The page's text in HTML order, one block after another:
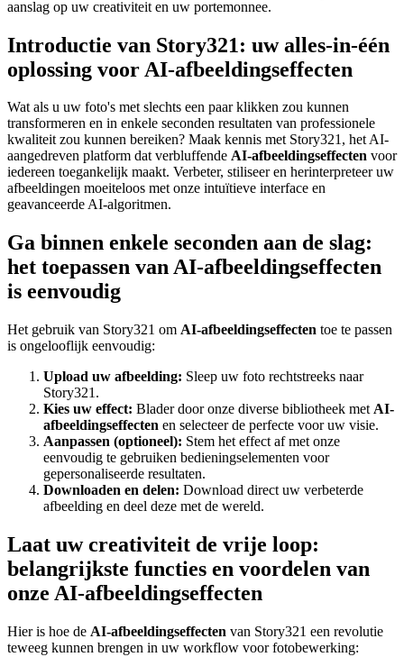
aanslag op uw creativiteit en uw portemonnee.
Introductie van Story321: uw alles-in-één
oplossing voor AI-afbeeldingseffecten
Wat als u uw foto's met slechts een paar klikken zou kunnen
transformeren en in enkele seconden resultaten van professionele
kwaliteit zou kunnen bereiken? Maak kennis met Story321, het AI-
aangedreven platform dat verbluffende AI-afbeeldingseffecten voor
iedereen toegankelijk maakt. Verbeter, stiliseer en herinterpreteer uw
afbeeldingen moeiteloos met onze intuïtieve interface en
geavanceerde AI-algoritmen.
Ga binnen enkele seconden aan de slag:
het toepassen van AI-afbeeldingseffecten
is eenvoudig
Het gebruik van Story321 om AI-afbeeldingseffecten toe te passen
is ongelooflijk eenvoudig:
Upload uw afbeelding: Sleep uw foto rechtstreeks naar
Story321.
Kies uw effect: Blader door onze diverse bibliotheek met AI-
afbeeldingseffecten en selecteer de perfecte voor uw visie.
Aanpassen (optioneel): Stem het effect af met onze
eenvoudig te gebruiken bedieningselementen voor
gepersonaliseerde resultaten.
Downloaden en delen: Download direct uw verbeterde
afbeelding en deel deze met de wereld.
Laat uw creativiteit de vrije loop:
belangrijkste functies en voordelen van
onze AI-afbeeldingseffecten
Hier is hoe de AI-afbeeldingseffecten van Story321 een revolutie
teweeg kunnen brengen in uw workflow voor fotobewerking: